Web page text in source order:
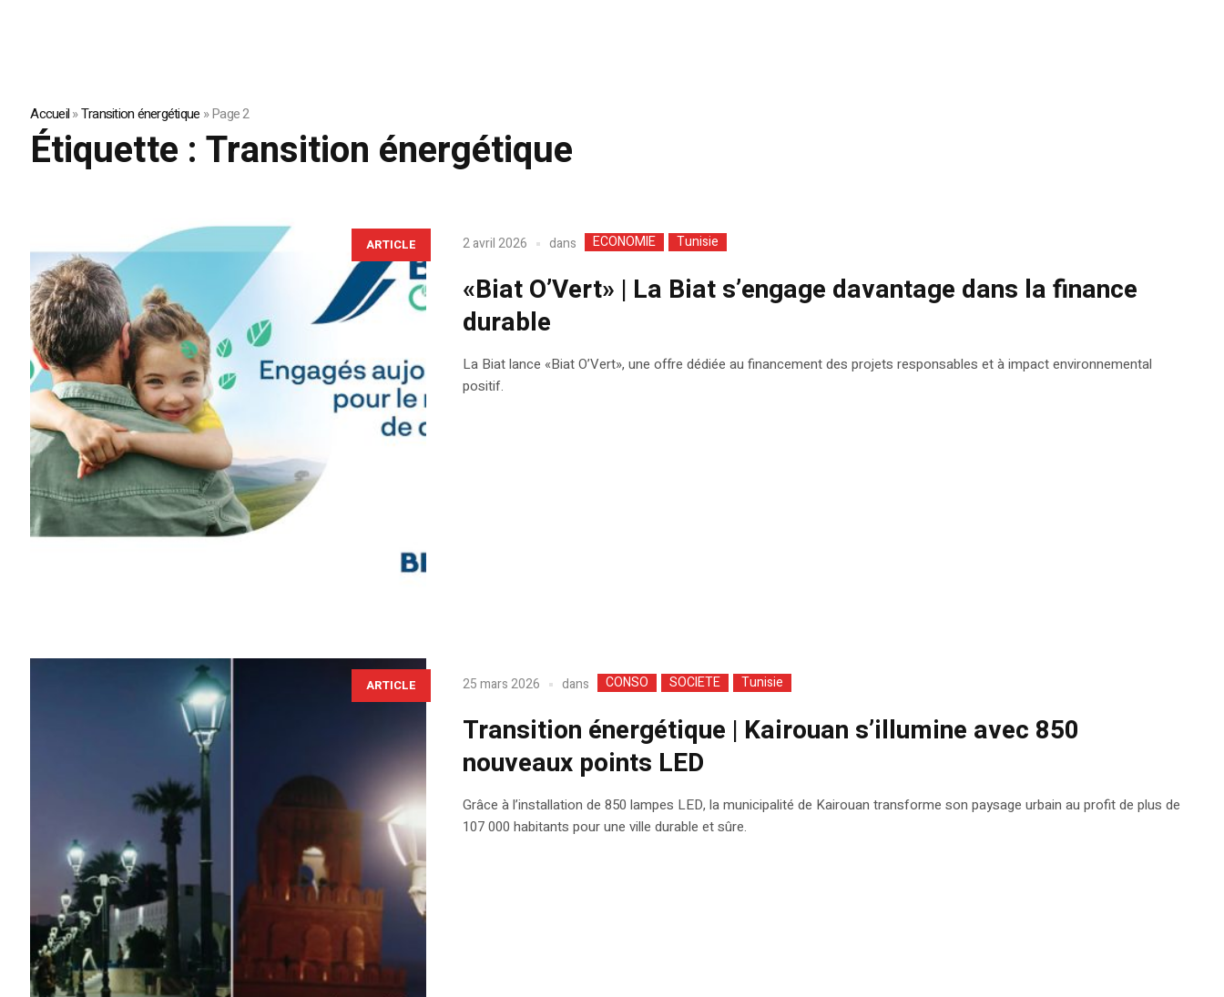
Accueil»Transition énergétique »Page 2
Étiquette :Transition énergétique
ARTICLE 2 avril 2026 dans ECONOMIE Tunisie
«Biat O’Vert» | La Biat s’engage davantage dans la finance
durable
La Biat lance «Biat O’Vert», une offre dédiée au financement des projets responsables et à impact environnemental
positif.
ARTICLE 25 mars 2026 dans CONSO SOCIETE Tunisie
Transition énergétique | Kairouan s’illumine avec 850
nouveaux points LED
Grâce à l’installation de 850 lampes LED, la municipalité de Kairouan transforme son paysage urbain au profit de plus de
107 000 habitants pour une ville durable et sûre.